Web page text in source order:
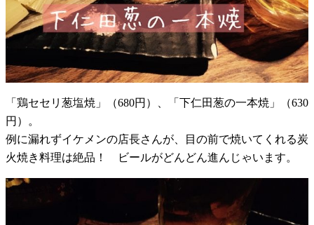
「鶏セセリ葱塩焼」（680円）、「下仁田葱の一本焼」（630
円）。
例に漏れずイケメンの店長さんが、目の前で焼いてくれる炭
火焼き料理は絶品！ ビールがどんどん進んじゃいます。